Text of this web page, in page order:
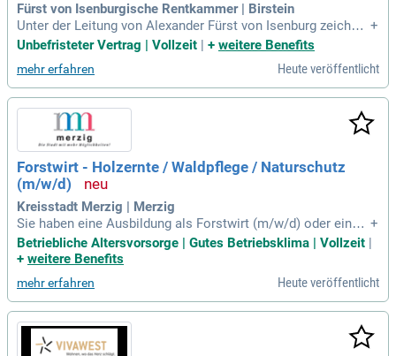
Fürst von Isenburgische Rentkammer | Birstein
Unter der Leitung von Alexander Fürst von Isenburg zeichnet
sich unser Revier durch ökologische Stabilität und nachhalti
ge Entwicklung aus. Wir suchen engagierte Forstwirte, die E
rfahrung in Holzernte, Kultivierung und Pflege haben. Voraus
setzungen sind ein Motorkettensägeschein sowie die Bereit
schaft, unter unterschiedlichen Witterungsbedingungen zu a
rbeiten. Bei uns erwarten dich ein unbefristetes Arbeitsverh
ältnis und angemessene Vergütung. Wir bieten zudem kurze
Entscheidungswege in einem familiären Umfeld. Interessier
te finden weitere Informationen auf unserer Webseite www.i
senburg.de.
+
Unbefristeter Vertrag | Vollzeit | + weitere Benefits
mehr erfahren Heute veröffentlicht
Forstwirt - Holzernte / Waldpflege / Naturschutz
(m/w/d)
Kreisstadt Merzig | Merzig
Sie haben eine Ausbildung als Forstwirt (m/w/d) oder eine v
ergleichbare Qualifikation? Dann sind Sie hier genau richtig!
Wenn Sie grundlegende Kenntnisse der naturgemäßen Forst
aturschutz haben, sollten Sie sich bewerben. Ihr sicheres Au
ftreten, Organisationstalent und Verantwortungsbewusstsei
n machen Sie zum idealen Teammitglied. Sie kommuniziere
n klar, arbeiten selbstständig sowie lösungsorientiert und b
esitzen eine Fahrerlaubnis der Klasse B und idealerweise B
+
Betriebliche Altersvorsorge | Gutes Betriebsklima | Vollzeit
+ weitere Benefits
mehr erfahren Heute veröffentlicht